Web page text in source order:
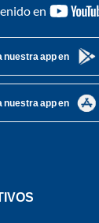
en
nuestra app en
nuestra app en